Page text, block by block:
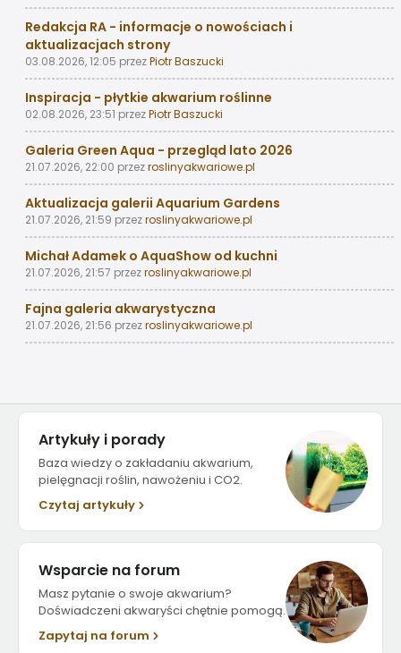
Redakcja RA - informacje o nowościach i
aktualizacjach strony
03.08.2026, 12:05 przezPiotr Baszucki
Inspiracja - płytkie akwarium roślinne
02.08.2026, 23:51 przezPiotr Baszucki
Galeria Green Aqua - przegląd lato 2026
21.07.2026, 22:00 przezroslinyakwariowe.pl
Aktualizacja galerii Aquarium Gardens
21.07.2026, 21:59 przezroslinyakwariowe.pl
Michał Adamek o AquaShow od kuchni
21.07.2026, 21:57 przezroslinyakwariowe.pl
Fajna galeria akwarystyczna
21.07.2026, 21:56 przezroslinyakwariowe.pl
Artykuły i porady
Baza wiedzy o zakładaniu akwarium,
pielęgnacji roślin, nawożeniu i CO2.
Czytaj artykuły
Wsparcie na forum
Masz pytanie o swoje akwarium?
Doświadczeni akwaryści chętnie pomogą.
Zapytaj na forum